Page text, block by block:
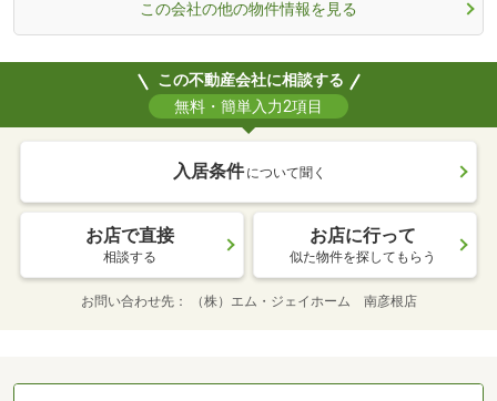
この会社の他の物件情報を見る
この不動産会社に相談する
無料・簡単入力2項目
入居条件 について聞く
お店で直接
相談する
お店に行って
似た物件を探してもらう
お問い合わせ先 （株）エム・ジェイホーム 南彦根店